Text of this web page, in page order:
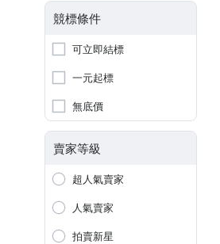
競標條件
可立即結標
一元起標
無底價
賣家等級
超人氣賣家
人氣賣家
拍賣新星